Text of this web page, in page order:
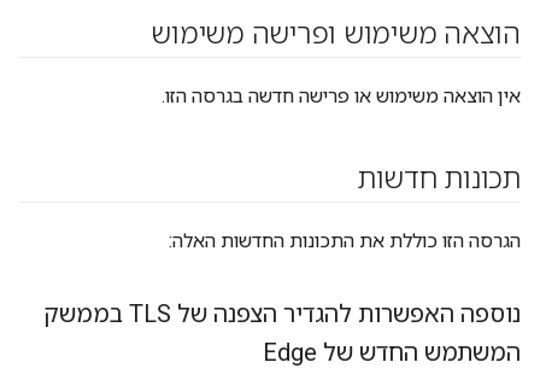
הוצאה משימוש ופרישה משימוש
אין הוצאה משימוש או פרישה חדשה בגרסה הזו.
תכונות חדשות
הגרסה הזו כוללת את התכונות החדשות האלה:
נוספה האפשרות להגדיר הצפנה של TLS בממשק
המשתמש החדש של Edge